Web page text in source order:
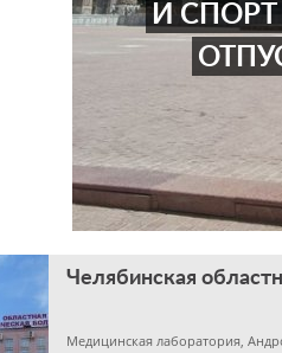
И
Медицинская лаборатория,